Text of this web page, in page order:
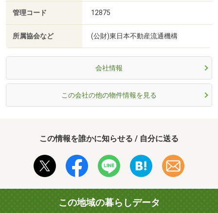
管理コード 12875
所属協会など (公財)東日本不動産流通機構
会社情報
この会社の他の物件情報を見る
この情報を誰かに知らせる / 自分に送る
この地域の暮らしデータ